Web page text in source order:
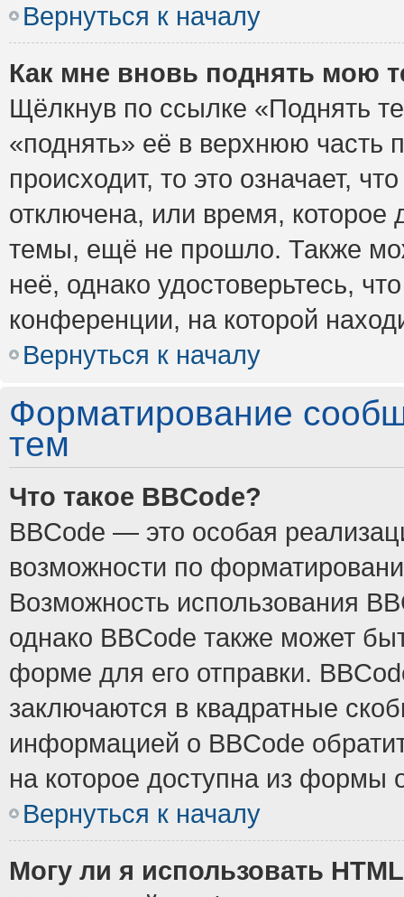
Вернуться к началу
Как мне вновь поднять мою
Щёлкнув по ссылке «Поднять
«поднять» её в верхнюю часть
происходит, то это означает,
отключена, или время, которое
темы, ещё не прошло. Также
неё, однако удостоверьтесь,
конференции, на которой
Вернуться к началу
Форматирование
тем
Что такое BBCode?
BBCode — это особая
возможности по
Возможность использования
однако BBCode также может
форме для его отправки.
заключаются в квадратные
информацией о BBCode
на которое доступна из формы
Вернуться к началу
Могу ли я использовать